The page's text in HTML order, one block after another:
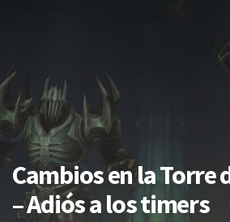
Cambios en la Torre
– Adiós a los timers